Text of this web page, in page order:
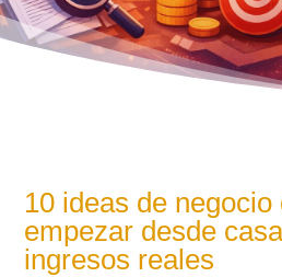
10 ideas de negocio
empezar desde
ingresos reales